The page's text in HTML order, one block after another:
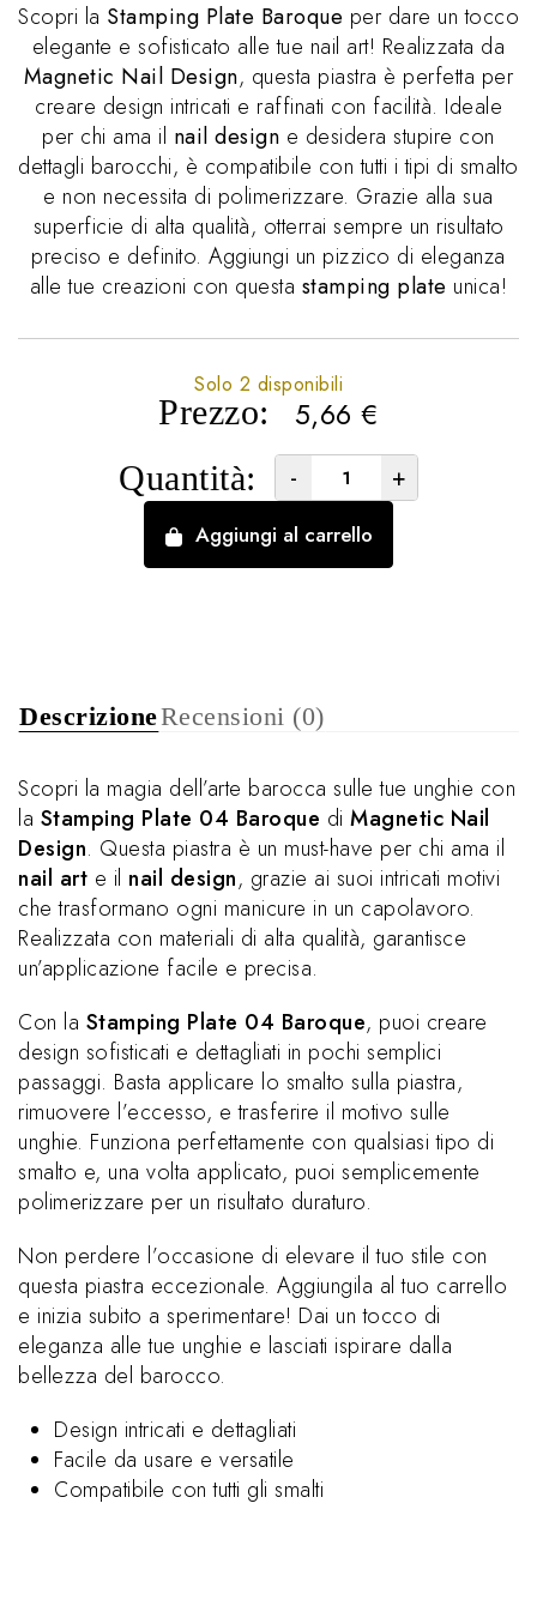
Scopri la Stamping Plate Baroque per dare un tocco
elegante e sofisticato alle tue nail art! Realizzata da
Magnetic Nail Design, questa piastra è perfetta per
creare design intricati e raffinati con facilità. Ideale
per chi ama il nail design e desidera stupire con
dettagli barocchi, è compatibile con tutti i tipi di smalto
e non necessita di polimerizzare. Grazie alla sua
superficie di alta qualità, otterrai sempre un risultato
preciso e definito. Aggiungi un pizzico di eleganza
alle tue creazioni con questa stamping plate unica!
Prezzo: 5,66€
Solo 2 disponibili
Quantità: - +
Aggiungi al carrello
DescrizioneRecensioni (0)
Scopri la magia dell’arte barocca sulle tue unghie con
la Stamping Plate 04 Baroque di Magnetic Nail
Design. Questa piastra è un must-have per chi ama il
nail art e il nail design, grazie ai suoi intricati motivi
che trasformano ogni manicure in un capolavoro.
Realizzata con materiali di alta qualità, garantisce
un’applicazione facile e precisa.
Con la Stamping Plate 04 Baroque, puoi creare
design sofisticati e dettagliati in pochi semplici
passaggi. Basta applicare lo smalto sulla piastra,
rimuovere l’eccesso, e trasferire il motivo sulle
unghie. Funziona perfettamente con qualsiasi tipo di
smalto e, una volta applicato, puoi semplicemente
polimerizzare per un risultato duraturo.
Non perdere l’occasione di elevare il tuo stile con
questa piastra eccezionale. Aggiungila al tuo carrello
e inizia subito a sperimentare! Dai un tocco di
eleganza alle tue unghie e lasciati ispirare dalla
bellezza del barocco.
Design intricati e dettagliati
Facile da usare e versatile
Compatibile con tutti gli smalti